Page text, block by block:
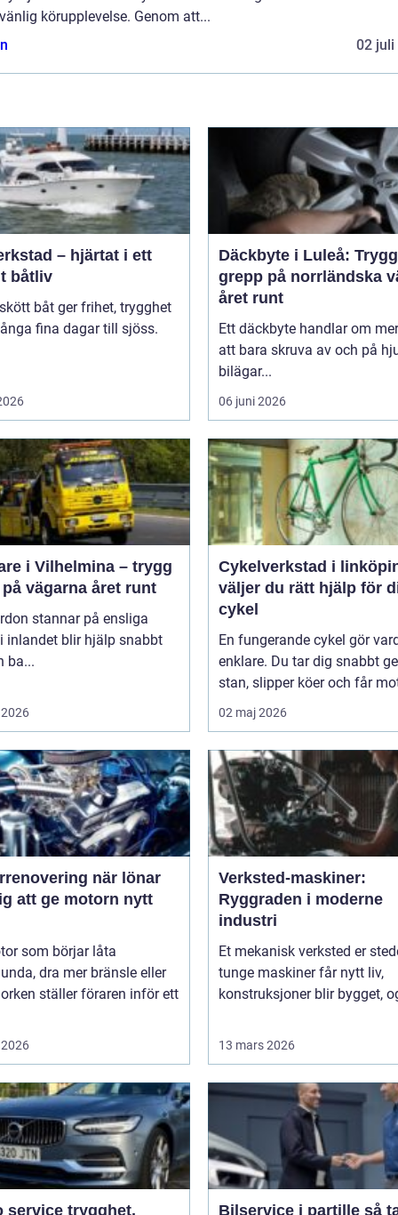
körupplevelse. Genom att...
02 juli
– hjärtat i ett
båtliv
båt ger frihet, trygghet
fina dagar till sjöss.
Däckbyte i Luleå:
grepp på norrländska
året runt
Ett däckbyte handlar om
att bara skruva av och på
bilägar...
06 juni 2026
i Vilhelmina – trygg
vägarna året runt
stannar på ensliga
inlandet blir hjälp snabbt
ba...
Cykelverkstad i linköping
väljer du rätt hjälp för
cykel
En fungerande cykel gör
enklare. Du tar dig snabbt
stan, slipper köer och får
02 maj 2026
när lönar
att ge motorn nytt
som börjar låta
dra mer bränsle eller
ställer föraren inför ett
Verksted-maskiner:
Ryggraden i moderne
industri
Et mekanisk verksted er
tunge maskiner får nytt liv,
konstruksjoner blir bygget,
13 mars 2026
trygghet,
Bilservice i partille så tar du